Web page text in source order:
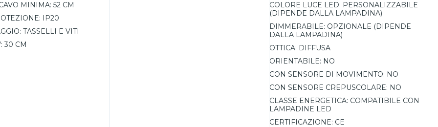
MINIMA: 52 CM
IP20
TASSELLI E VITI
30 CM
COLORE LUCE LED: PERSONALIZZABILE
(DIPENDE DALLA LAMPADINA)
DIMMERABILE: OPZIONALE (DIPENDE
DALLA LAMPADINA)
OTTICA: DIFFUSA
ORIENTABILE: NO
CON SENSORE DI MOVIMENTO: NO
CON SENSORE CREPUSCOLARE: NO
CLASSE ENERGETICA: COMPATIBILE CON
LAMPADINE LED
CERTIFICAZIONE: CE